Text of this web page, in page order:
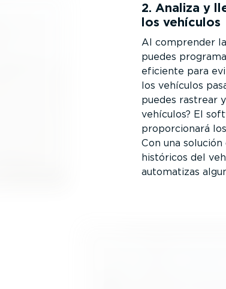
2. Analiza y
los vehículos
Al comprender
puedes
eficiente para
los vehículos
puedes rastrear
vehículos? El
propor­cionará
Con una
históricos del
automatizas